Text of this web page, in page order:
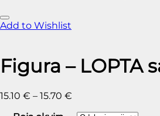
Add to Wishlist
Figura –
15.10 € – 15.70 €